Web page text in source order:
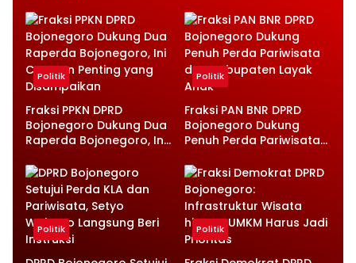
Politik
Fraksi PPKN DPRD
Bojonegoro Dukung Dua
Raperda Bojonegoro, Ini
Disampaikan
Politik
Fraksi PAN BNR DPRD
Bojonegoro Dukung
Penuh Perda Pariwisata
Anak
Politik Politik